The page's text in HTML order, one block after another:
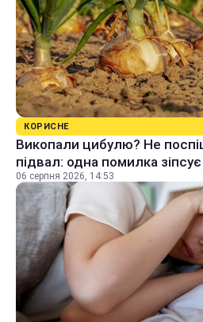
КОРИСНЕ
Викопали цибулю? Не
підвал: одна помилка
06 серпня 2026, 14:53